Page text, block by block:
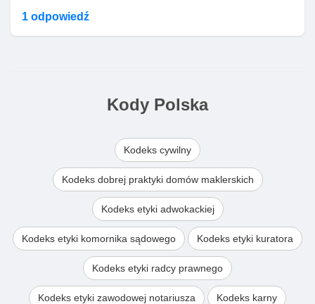
1 odpowiedź
Kody Polska
Kodeks cywilny
Kodeks dobrej praktyki domów maklerskich
Kodeks etyki adwokackiej
Kodeks etyki komornika sądowego Kodeks etyki kuratora
Kodeks etyki radcy prawnego
Kodeks etyki zawodowej notariusza Kodeks karny